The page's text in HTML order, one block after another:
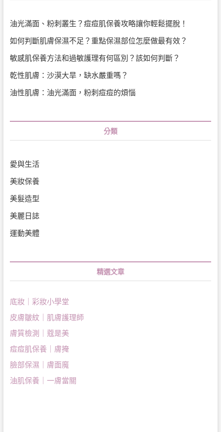
油光滿面、粉刺叢生？痘痘肌保養攻略讓你輕鬆擺脫！
如何判斷肌膚保濕不足？重點保濕部位怎麼做最有效？
敏感肌保養方法和過敏護理有何區別？該如何判斷？
乾性肌膚：沙漠大旱，缺水嚴重嗎？
油性肌膚：油光滿面，粉刺痘痘的煩惱
分類
愛與生活
美妝保養
美髮造型
美麗日誌
運動美體
精選文章
底妝｜彩妝小學堂
皮膚皺紋｜肌膚護理師
膚質檢測｜蔻是美
痘痘肌保養｜膚掩
臉部保濕｜膚面魔
油肌保養｜一膚當關